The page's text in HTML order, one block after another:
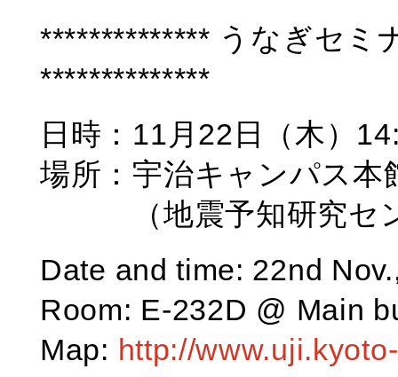
************** うなぎセミ
**************
日時：11月22日（木）
場所：宇治キャンパス本
（地震予知研究セン
Date and time: 22nd
Room: E-232D @ Main
Map: http://